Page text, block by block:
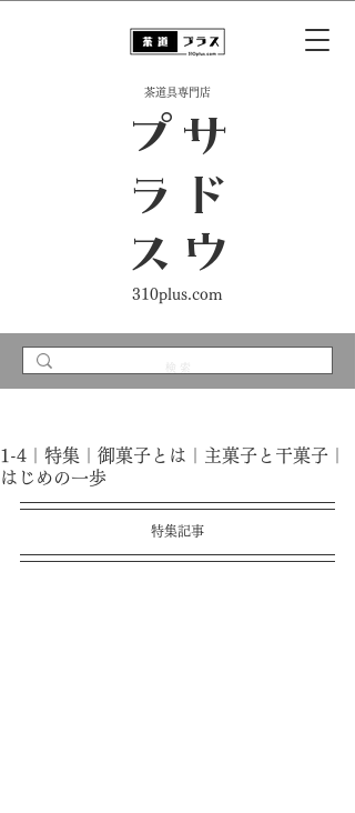
​茶道具専門店
サ
ド
ウ
プ
ラ
ス
310plus.com
1-4｜特集｜御菓子とは｜主菓子と干菓子｜
はじめの一歩
特集記事